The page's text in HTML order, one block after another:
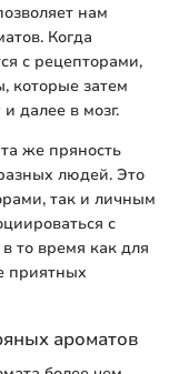
нам
Когда
с рецепторами,
которые затем
далее в мозг.
же пряность
людей. Это
так и личным
с
то время как для
приятных
ароматов